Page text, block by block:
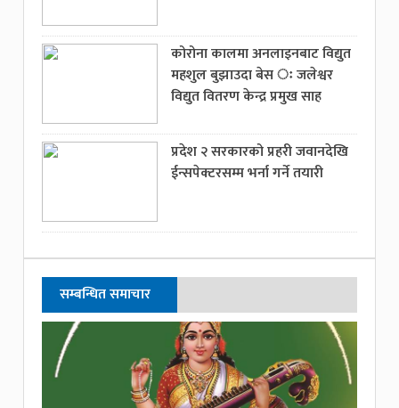
कोरोना कालमा अनलाइनबाट विद्युत
महशुल बुझाउदा बेस ः जलेश्वर
विद्युत वितरण केन्द्र प्रमुख साह
प्रदेश २ सरकारको प्रहरी जवानदेखि
ईन्सपेक्टरसम्म भर्ना गर्ने तयारी
सम्बन्धित समाचार